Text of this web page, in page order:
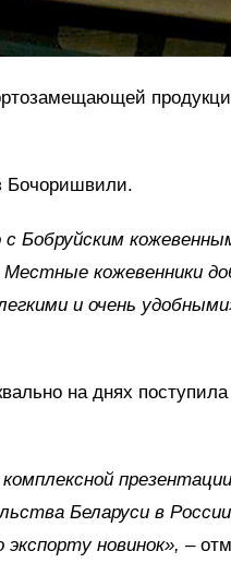
Бочоришвили.
Бобруйским
кожевенники
и очень
на днях
Беларуси в
новинок», –